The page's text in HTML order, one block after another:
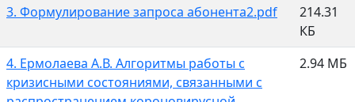
3. Формулирование запроса абонента2.pdf
214.31
КБ
4. Ермолаева А.В. Алгоритмы работы с
кризисными состояниями, связанными с
2.94 МБ